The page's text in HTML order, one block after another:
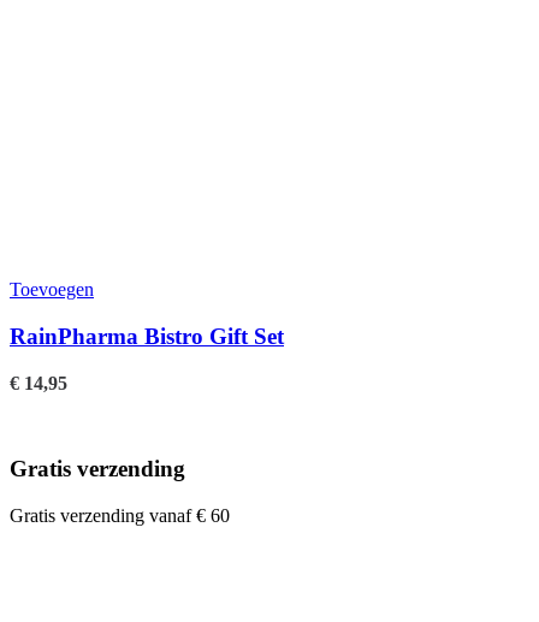
Toevoegen
RainPharma Bistro Gift Set
€ 14,95
Gratis verzending
Gratis verzending vanaf € 60